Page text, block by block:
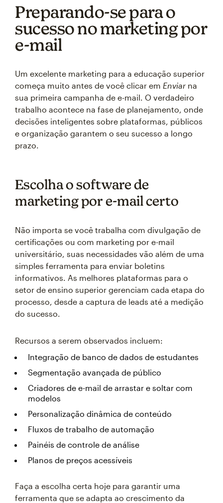
Preparando-se para o
sucesso no marketing por
e-mail
Um excelente marketing para a educação superior
começa muito antes de você clicar em Enviar na
sua primeira campanha de e-mail. O verdadeiro
trabalho acontece na fase de planejamento, onde
decisões inteligentes sobre plataformas, públicos
e organização garantem o seu sucesso a longo
prazo.
Escolha o software de
marketing por e-mail certo
Não importa se você trabalha com divulgação de
certificações ou com marketing por e-mail
universitário, suas necessidades vão além de uma
simples ferramenta para enviar boletins
informativos. As melhores plataformas para o
setor de ensino superior gerenciam cada etapa do
processo, desde a captura de leads até a medição
do sucesso.
Recursos a serem observados incluem:
Integração de banco de dados de estudantes
Segmentação avançada de público
Criadores de e-mail de arrastar e soltar com
modelos
Personalização dinâmica de conteúdo
Fluxos de trabalho de automação
Painéis de controle de análise
Planos de preços acessíveis
Faça a escolha certa hoje para garantir uma
ferramenta que se adapta ao crescimento da